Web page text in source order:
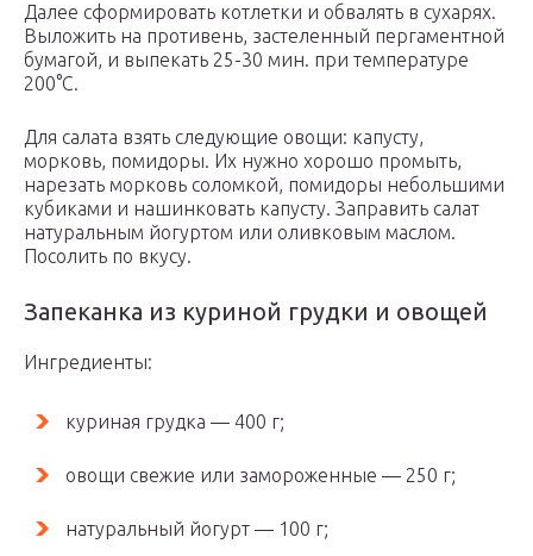
Далее сформировать котлетки и обвалять в сухарях.
Выложить на противень, застеленный пергаментной
бумагой, и выпекать 25-30 мин. при температуре
200°С.
Для салата взять следующие овощи: капусту,
морковь, помидоры. Их нужно хорошо промыть,
нарезать морковь соломкой, помидоры небольшими
кубиками и нашинковать капусту. Заправить салат
натуральным йогуртом или оливковым маслом.
Посолить по вкусу.
Запеканка из куриной грудки и овощей
Ингредиенты:
куриная грудка — 400 г;
овощи свежие или замороженные — 250 г;
натуральный йогурт — 100 г;